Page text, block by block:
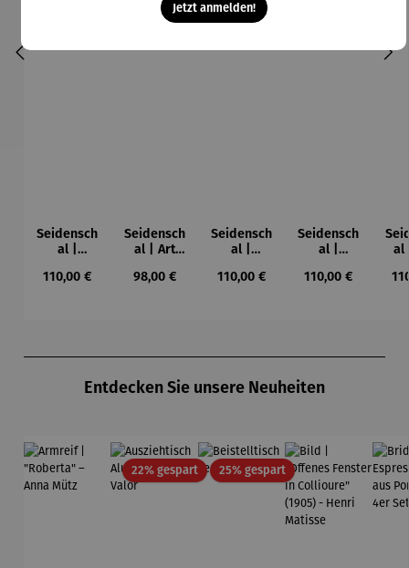
Seidensch
al |
Quadrate
Regulärer Preis:
110,00 €
Seidensch
al | Art
Regulärer Preis:
98,00 €
Seidensch
al |
ten –
Regulärer Preis:
110,00 €
Seidensch
al |
Pferd –
Regulärer Preis:
110,00 €
al
Entdecken Sie unsere Neuheiten
22% gespartRabatt25% gespartRabatt
Jetzt anmelden!